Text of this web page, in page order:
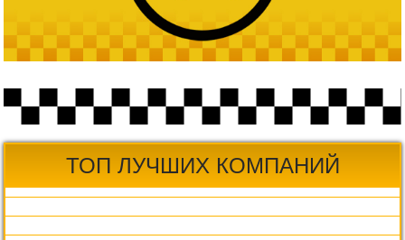
ТОП ЛУЧШИХ КОМПАНИЙ